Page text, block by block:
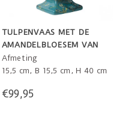
TULPENVAAS MET DE
AMANDELBLOESEM VAN
VAN GOGH
Afmeting
15,5 cm, B 15,5 cm, H 40 cm
€99,95